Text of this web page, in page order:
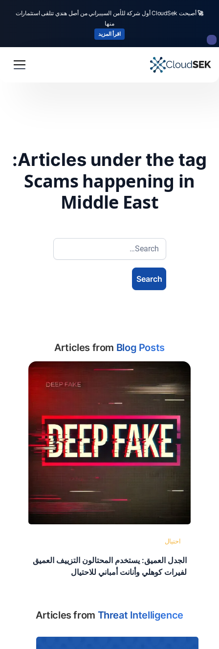
🚀
أصبحت CloudSek أول شركة للأمن السيبراني من أصل هندي تتلقى استثمارات
منها
اقرأ المزيد
Articles under the tag:
Scams happening in
Middle East
Articles from Blog Posts
احتيال
الجدل العميق: يستخدم المحتالون التزييف العميق
لفيرات كوهلي وأنانت أمباني للاحتيال
Articles from Threat Intelligence